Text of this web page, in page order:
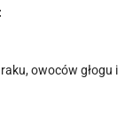
owoców głogu i